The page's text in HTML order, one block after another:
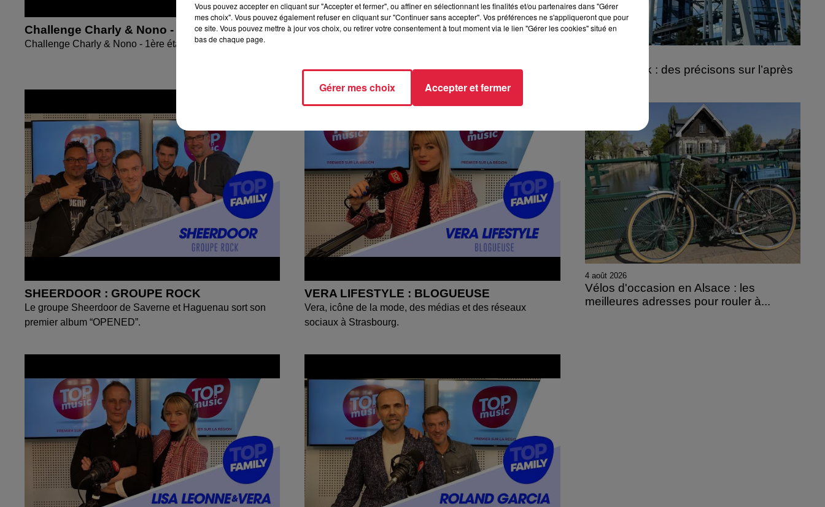
Challenge Charly & Nono - 1ère étape
Challenge Charly & Nono - 1ère étape
Challenge Charly & Nono - OBJECTIF
SHEERDOOR : GROUPE ROCK
Le groupe Sheerdoor de Saverne et Haguenau sort son
premier album “OPENED”.
VERA LIFESTYLE : BLOGUEUSE
Vera, icône de la mode, des médias et des réseaux
sociaux à Strasbourg.
Europa-Park : des précisons sur l’après
4 août 2026
Vélos d'occasion en Alsace : les
meilleures adresses pour rouler à...
Vous pouvez accepter en cliquant sur "Accepter et fermer", ou affiner en sélectionnant les finalités et/ou partenaires dans "Gérer
mes choix". Vous pouvez également refuser en cliquant sur "Continuer sans accepter". Vos préférences ne s'appliqueront que pour
ce site. Vous pouvez mettre à jour vos choix, ou retirer votre consentement à tout moment via le lien "Gérer les cookies" situé en
bas de chaque page.
Gérer mes choix Accepter et fermer